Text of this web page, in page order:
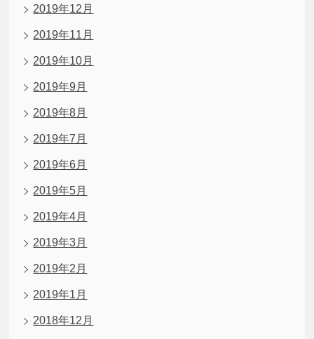
2019年12月
2019年11月
2019年10月
2019年9月
2019年8月
2019年7月
2019年6月
2019年5月
2019年4月
2019年3月
2019年2月
2019年1月
2018年12月